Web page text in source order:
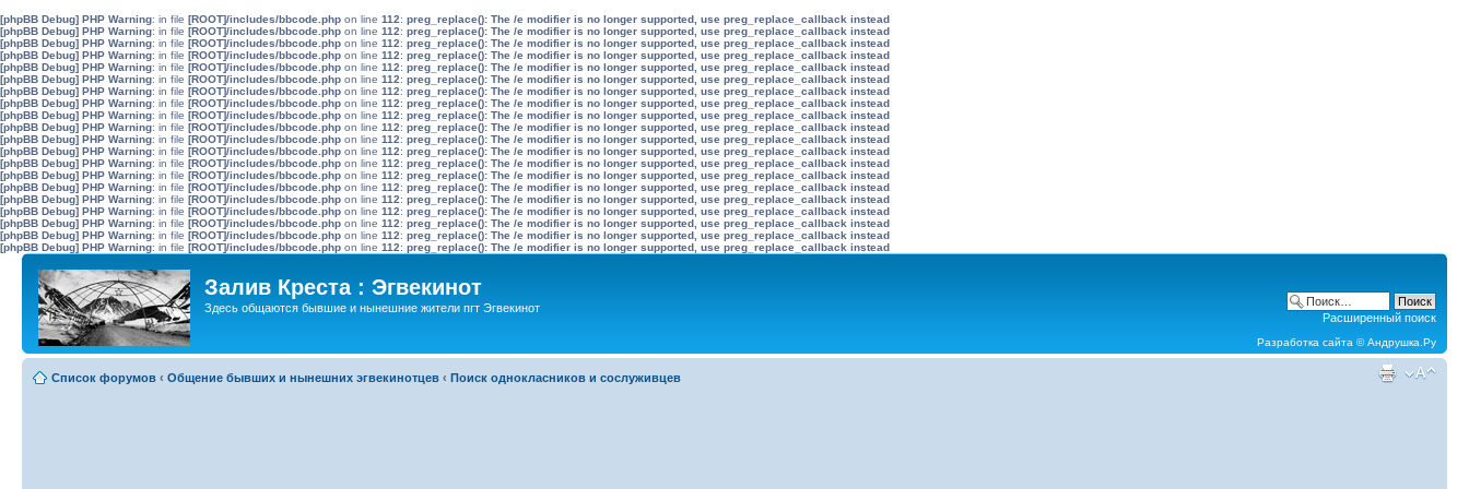
[phpBB Debug] PHP Warning: in file [ROOT]/includes/bbcode.php on line 112: preg_replace(): The /e modifier is no longer supported, use preg_replace_callback instead
[phpBB Debug] PHP Warning: in file [ROOT]/includes/bbcode.php on line 112: preg_replace(): The /e modifier is no longer supported, use preg_replace_callback instead
[phpBB Debug] PHP Warning: in file [ROOT]/includes/bbcode.php on line 112: preg_replace(): The /e modifier is no longer supported, use preg_replace_callback instead
[phpBB Debug] PHP Warning: in file [ROOT]/includes/bbcode.php on line 112: preg_replace(): The /e modifier is no longer supported, use preg_replace_callback instead
[phpBB Debug] PHP Warning: in file [ROOT]/includes/bbcode.php on line 112: preg_replace(): The /e modifier is no longer supported, use preg_replace_callback instead
[phpBB Debug] PHP Warning: in file [ROOT]/includes/bbcode.php on line 112: preg_replace(): The /e modifier is no longer supported, use preg_replace_callback instead
[phpBB Debug] PHP Warning: in file [ROOT]/includes/bbcode.php on line 112: preg_replace(): The /e modifier is no longer supported, use preg_replace_callback instead
[phpBB Debug] PHP Warning: in file [ROOT]/includes/bbcode.php on line 112: preg_replace(): The /e modifier is no longer supported, use preg_replace_callback instead
[phpBB Debug] PHP Warning: in file [ROOT]/includes/bbcode.php on line 112: preg_replace(): The /e modifier is no longer supported, use preg_replace_callback instead
[phpBB Debug] PHP Warning: in file [ROOT]/includes/bbcode.php on line 112: preg_replace(): The /e modifier is no longer supported, use preg_replace_callback instead
[phpBB Debug] PHP Warning: in file [ROOT]/includes/bbcode.php on line 112: preg_replace(): The /e modifier is no longer supported, use preg_replace_callback instead
[phpBB Debug] PHP Warning: in file [ROOT]/includes/bbcode.php on line 112: preg_replace(): The /e modifier is no longer supported, use preg_replace_callback instead
[phpBB Debug] PHP Warning: in file [ROOT]/includes/bbcode.php on line 112: preg_replace(): The /e modifier is no longer supported, use preg_replace_callback instead
[phpBB Debug] PHP Warning: in file [ROOT]/includes/bbcode.php on line 112: preg_replace(): The /e modifier is no longer supported, use preg_replace_callback instead
[phpBB Debug] PHP Warning: in file [ROOT]/includes/bbcode.php on line 112: preg_replace(): The /e modifier is no longer supported, use preg_replace_callback instead
[phpBB Debug] PHP Warning: in file [ROOT]/includes/bbcode.php on line 112: preg_replace(): The /e modifier is no longer supported, use preg_replace_callback instead
[phpBB Debug] PHP Warning: in file [ROOT]/includes/bbcode.php on line 112: preg_replace(): The /e modifier is no longer supported, use preg_replace_callback instead
[phpBB Debug] PHP Warning: in file [ROOT]/includes/bbcode.php on line 112: preg_replace(): The /e modifier is no longer supported, use preg_replace_callback instead
[phpBB Debug] PHP Warning: in file [ROOT]/includes/bbcode.php on line 112: preg_replace(): The /e modifier is no longer supported, use preg_replace_callback instead
[phpBB Debug] PHP Warning: in file [ROOT]/includes/bbcode.php on line 112: preg_replace(): The /e modifier is no longer supported, use preg_replace_callback instead
Залив Креста : Эгвекинот
Здесь общаются бывшие и нынешние жители пгт Эгвекинот
Расширенный поиск
Разработка сайта ©Андрушка.Ру
Список форумов ‹ Общение бывших и нынешних эгвекинотцев ‹ Поиск однокласников и сослуживцев